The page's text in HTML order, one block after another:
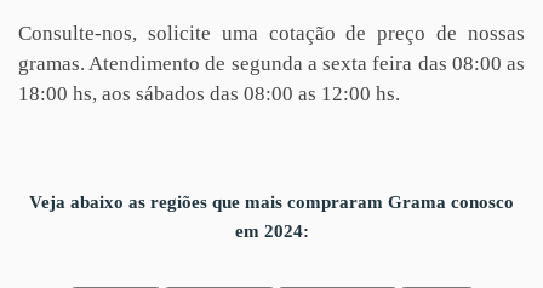
Consulte-nos, solicite uma cotação de preço de nossas
gramas. Atendimento de segunda a sexta feira das 08:00 as
18:00 hs, aos sábados das 08:00 as 12:00 hs.
Veja abaixo as regiões que mais compraram Grama conosco
em 2024: